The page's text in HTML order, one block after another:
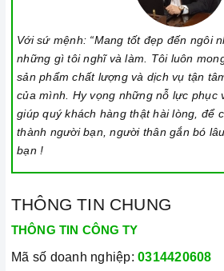
Với sứ mệnh: “Mang tốt đẹp đến ngôi
những gì tôi nghĩ và làm. Tôi luôn
sản phẩm chất lượng và dịch vụ tận
của mình. Hy vọng những nỗ lực phục
giúp quý khách hàng thật hài lòng, để
thành người bạn, người thân gắn bó
bạn !
THÔNG TIN CHUNG
THÔNG TIN CÔNG TY
Mã số doanh nghiệp: 0314420608